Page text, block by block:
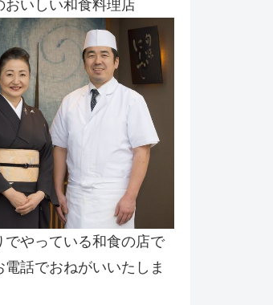
おいしい和食料理店
でやっている和食の店で
話でおねがいいたしま